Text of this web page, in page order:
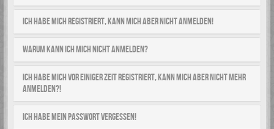
Ich habe mich registriert, kann mich aber nicht anmelden!
Warum kann ich mich nicht anmelden?
Ich habe mich vor einiger Zeit registriert, kann mich aber nicht mehr
anmelden?!
Ich habe mein Passwort vergessen!